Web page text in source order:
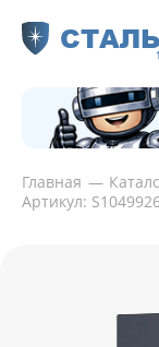
Главная
Артикул: